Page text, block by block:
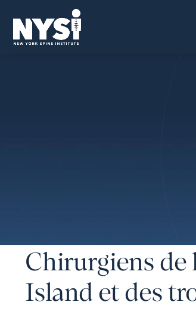
Chirurgiens de
Island et des